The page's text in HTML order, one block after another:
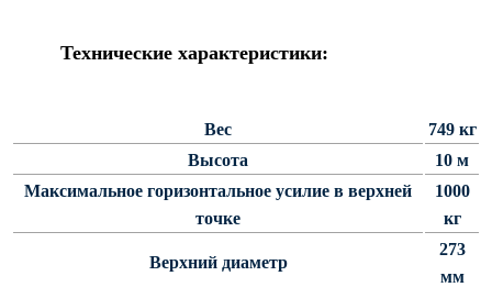
ОКС Опоры освещения круглые
МСО ФГ Силовые граненые
фланцевые
Технические характеристики:
Вес
749 кг
Высота
10 м
Максимальное горизонтальное усилие в верхней
точке
1000
кг
Верхний диаметр
273
мм